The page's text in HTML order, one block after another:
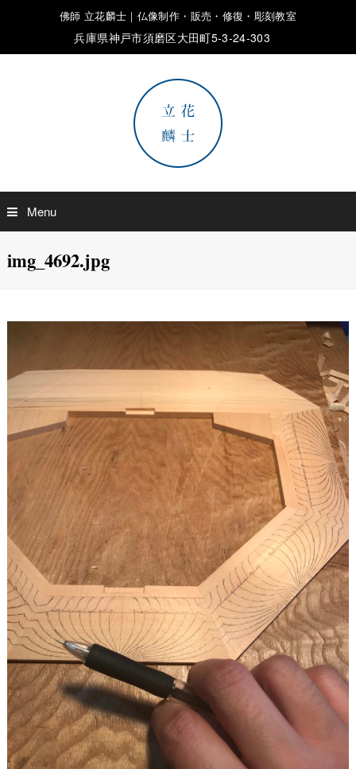
佛師 立花麟士｜仏像制作・販売・修復・彫刻教室
兵庫県神戸市須磨区大田町5-3-24-303
Menu
img_4692.jpg